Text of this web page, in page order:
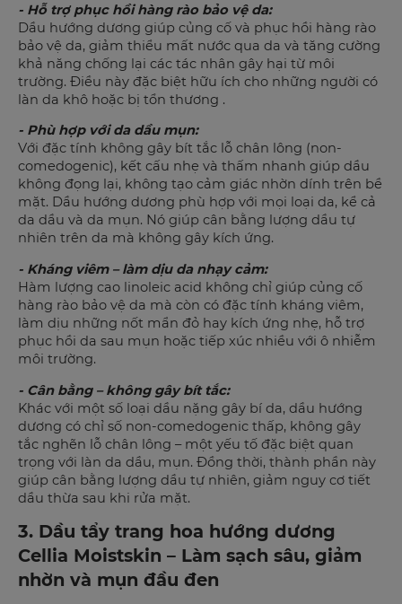
- Hỗ trợ phục hồi hàng rào bảo vệ da:
Dầu hướng dương giúp củng cố và phục hồi hàng rào
bảo vệ da, giảm thiểu mất nước qua da và tăng cường
khả năng chống lại các tác nhân gây hại từ môi
trường. Điều này đặc biệt hữu ích cho những người có
làn da khô hoặc bị tổn thương .
- Phù hợp với da dầu mụn:
Với đặc tính không gây bít tắc lỗ chân lông (non-
comedogenic), kết cấu nhẹ và thấm nhanh giúp dầu
không đọng lại, không tạo cảm giác nhờn dính trên bề
mặt. Dầu hướng dương phù hợp với mọi loại da, kể cả
da dầu và da mụn. Nó giúp cân bằng lượng dầu tự
nhiên trên da mà không gây kích ứng.
- Kháng viêm – làm dịu da nhạy cảm:
Hàm lượng cao linoleic acid không chỉ giúp củng cố
hàng rào bảo vệ da mà còn có đặc tính kháng viêm,
làm dịu những nốt mẩn đỏ hay kích ứng nhẹ, hỗ trợ
phục hồi da sau mụn hoặc tiếp xúc nhiều với ô nhiễm
môi trường.
- Cân bằng – không gây bít tắc:
Khác với một số loại dầu nặng gây bí da, dầu hướng
dương có chỉ số non-comedogenic thấp, không gây
tắc nghẽn lỗ chân lông – một yếu tố đặc biệt quan
trọng với làn da dầu, mụn. Đồng thời, thành phần này
giúp cân bằng lượng dầu tự nhiên, giảm nguy cơ tiết
dầu thừa sau khi rửa mặt.
3. Dầu tẩy trang hoa hướng dương
Cellia Moistskin – Làm sạch sâu, giảm
nhờn và mụn đầu đen